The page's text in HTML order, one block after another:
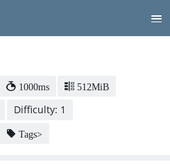
1000ms 512MiB
Difficulty: 1
Tags>